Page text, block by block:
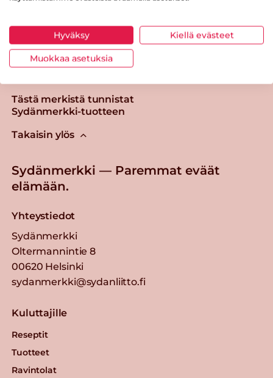
Tästä merkistä tunnistat
Sydänmerkki-tuotteen
Takaisin ylös
Sydänmerkki — Paremmat eväät
elämään.
Yhteystiedot
Sydänmerkki
Oltermannintie 8
00620 Helsinki
sydanmerkki@sydanliitto.fi
Kuluttajille
Reseptit
Tuotteet
Ravintolat
Hyväksy Kiellä evästeet
Muokkaa asetuksia